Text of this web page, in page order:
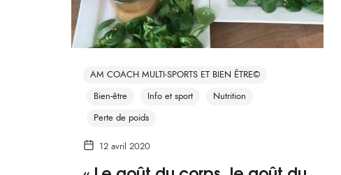
AM COACH MULTI-SPORTS ET BIEN ÊTRE©
Bien-être
Info et sport
Nutrition
Perte de poids
12 avril 2020